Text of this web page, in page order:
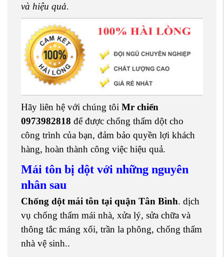
và hiệu quả.
Hãy liên hệ với chúng tôi Mr chiến
0973982818 để được chống thấm dột cho
công trình của bạn, đảm bảo quyền lợi khách
hàng, hoàn thành công việc hiệu quả.
Mái tôn bị dột với những nguyên
nhân sau
Chống dột mái tôn tại quận Tân Bình. dịch
vụ chống thấm mái nhà, xửa lý, sửa chữa và
thông tắc máng xối, trần la phông, chống thấm
nhà vệ sinh..